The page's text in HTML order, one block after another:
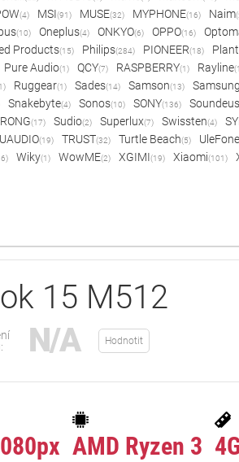
(4) MSI(91) MUSE(32) MYPHONE(16) Naim
(10) Oneplus(4) ONKYO(6) OPPO(16)
Products(15) Philips(284) PIONEER(18)
Pure Audio(1) QCY(7) RASPBERRY(1) Rayline
Ruggear(1) Sades(14) Samson(13) Samsung
Snakebyte(4) Sonos(10) SONY(136) Soundeus
(17) Sudio(2) Superlux(7) Swissten(4)
(19) TRUST(32) Turtle Beach(5) UleFone
Wiky(1) WowME(2) XGIMI(19) Xiaomi(101)
15 M512
N/A Hodnotit
AMD Ryzen 3